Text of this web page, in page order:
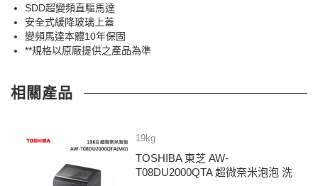
SDD超變頻直驅馬達
安全式緩降玻璃上蓋
變頻馬達本體10年保固
**規格以原廠提供之產品為準
相關產品
19kg
TOSHIBA 東芝 AW-
T08DU2000QTA 超微奈米泡泡 洗